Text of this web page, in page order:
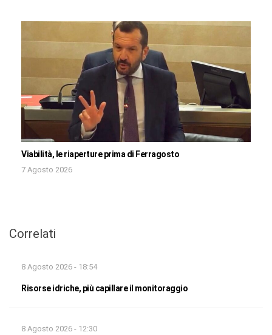
Viabilità, le riaperture prima di Ferragosto
7 Agosto 2026
Correlati
8 Agosto 2026 - 18:54
Risorse idriche, più capillare il monitoraggio
8 Agosto 2026 - 12:30